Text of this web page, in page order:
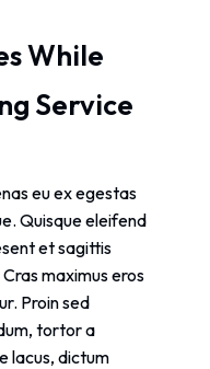
While
Service
eu ex egestas
Quisque eleifend
et sagittis
maximus eros
Proin sed
tortor a
lacus, dictum